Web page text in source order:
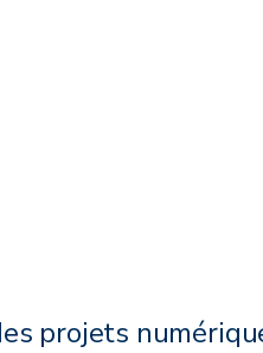
projets